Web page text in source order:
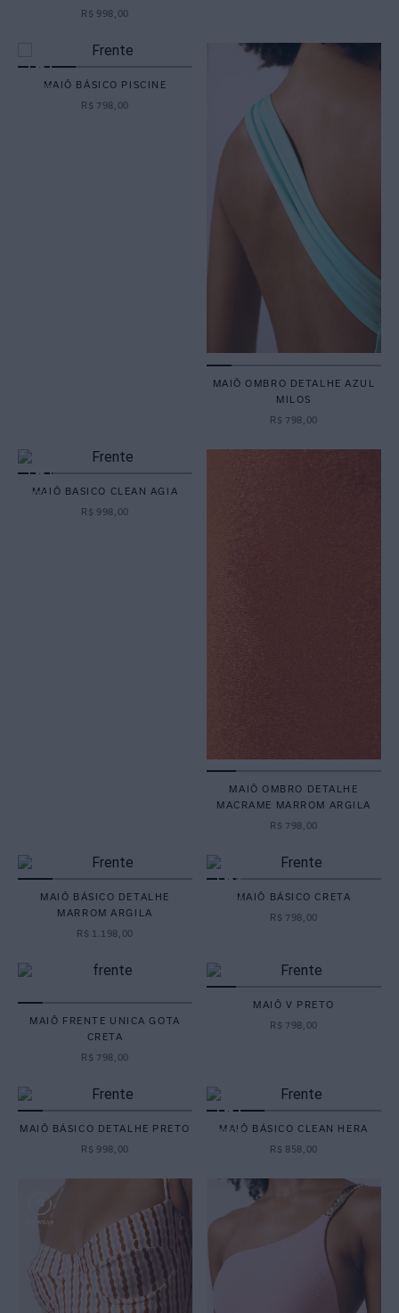
R$ 998, 00
MAIÔ BÁSICO PISCINE
R$ 798, 00
MAIÔ OMBRO DETALHE AZUL
MILOS
R$ 798 00
MAIÔ BASICO CLEAN AGIA
R$ 998 00
MAIÔ OMBRO DETALHE
MACRAME MARROM ARGILA
R$ 798 00
MAIÔ BÁSICO DETALHE
MARROM ARGILA
R$ 1 198 00
MAIÔ BÁSICO CRETA
R$ 798 00
MAIÔ FRENTE UNICA GOTA
CRETA
R$ 798 00
MAIÔ V PRETO
R$ 798 00
MAIÔ BÁSICO DETALHE PRETO
R$ 998 00
MAIÔ BÁSICO CLEAN HERA
R$ 858 00